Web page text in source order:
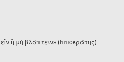
ἢ μὴ βλάπτειν» (Ιπποκράτης)